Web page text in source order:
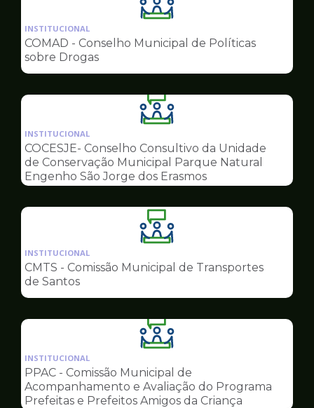
Ilustração
da
pagina
Conselhos
INSTITUCIONAL
COMAD - Conselho Municipal de Políticas
sobre Drogas
Ilustração
da
pagina
de
Conselhos
INSTITUCIONAL
COCESJE- Conselho Consultivo da Unidade
de Conservação Municipal Parque Natural
Engenho São Jorge dos Erasmos
Ilustração
da
pagina
Conselhos
INSTITUCIONAL
CMTS - Comissão Municipal de Transportes
de Santos
Ilustração
da
pagina
de
Conselhos
INSTITUCIONAL
PPAC - Comissão Municipal de
Acompanhamento e Avaliação do Programa
Prefeitas e Prefeitos Amigos da Criança